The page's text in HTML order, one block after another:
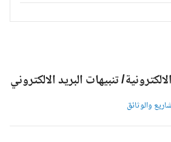
تنبيهات البريد الالكتروني
والوثائق